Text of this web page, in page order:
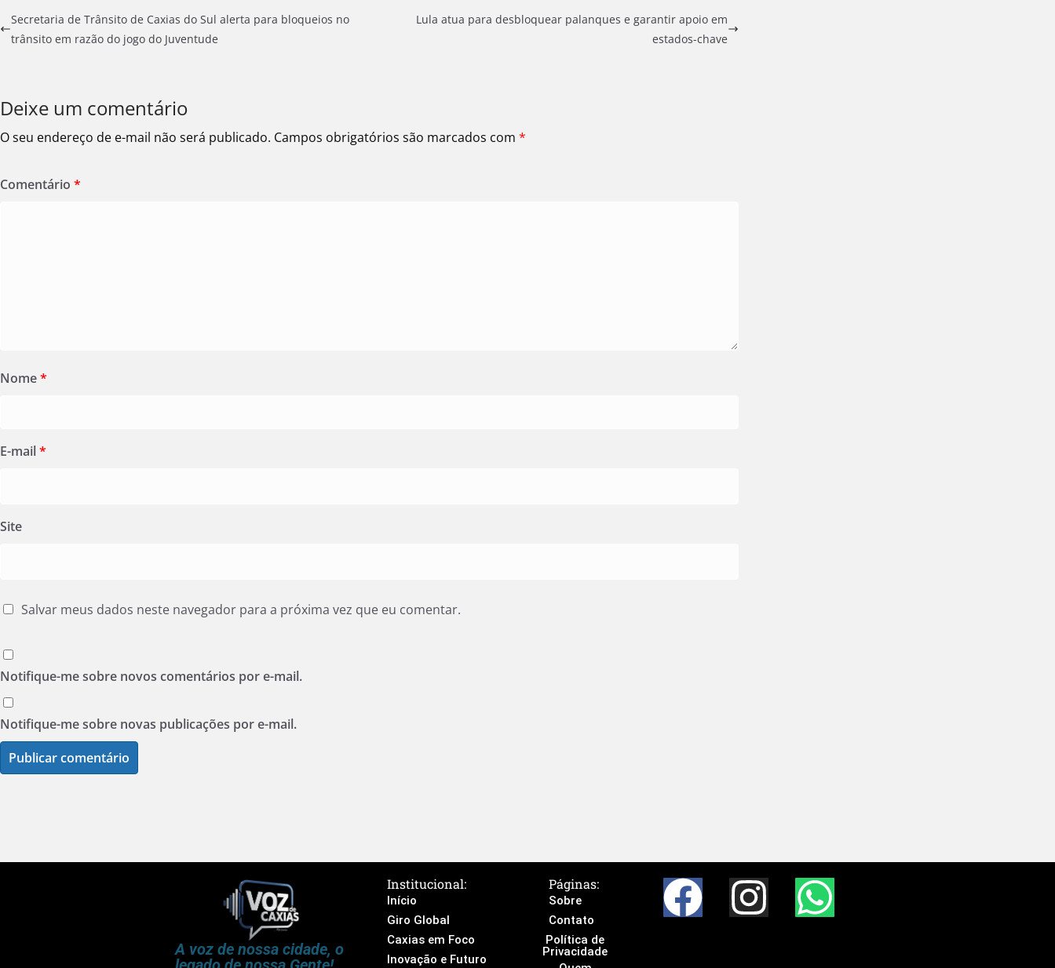
Secretaria de Trânsito de Caxias do Sul alerta para bloqueios no
trânsito em razão do jogo do Juventude
Lula atua para desbloquear palanques e garantir apoio em
estados-chave
Deixe um comentário
O seu endereço de e-mail não será publicado. Campos obrigatórios são marcados com *
Comentário *
Nome*
E-mail*
Site
Salvar meus dados neste navegador para a próxima vez que eu comentar.
Notifique-me sobre novos comentários por e-mail.
Notifique-me sobre novas publicações por e-mail.
A voz de nossa cidade, o
Institucional:
Início
Giro Global
Caxias em Foco
Inovação e Futuro
Páginas:
Sobre
Contato
Política de
Privacidade